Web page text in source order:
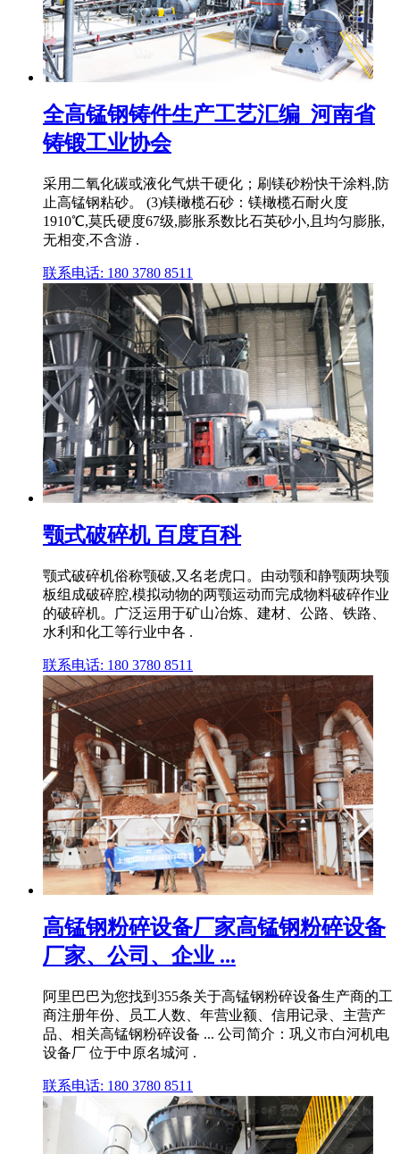
全高锰钢铸件生产工艺汇编_河南省
铸锻工业协会
采用二氧化碳或液化气烘干硬化；刷镁砂粉快干涂料,防
止高锰钢粘砂。 (3)镁橄榄石砂：镁橄榄石耐火度
1910℃,莫氏硬度67级,膨胀系数比石英砂小,且均匀膨胀,
无相变,不含游 .
联系电话: 180 3780 8511
颚式破碎机 百度百科
颚式破碎机俗称颚破,又名老虎口。由动颚和静颚两块颚
板组成破碎腔,模拟动物的两颚运动而完成物料破碎作业
的破碎机。广泛运用于矿山冶炼、建材、公路、铁路、
水利和化工等行业中各 .
联系电话: 180 3780 8511
高锰钢粉碎设备厂家高锰钢粉碎设备
厂家、公司、企业 ...
阿里巴巴为您找到355条关于高锰钢粉碎设备生产商的工
商注册年份、员工人数、年营业额、信用记录、主营产
品、相关高锰钢粉碎设备 ... 公司简介：巩义市白河机电
设备厂 位于中原名城河 .
联系电话: 180 3780 8511